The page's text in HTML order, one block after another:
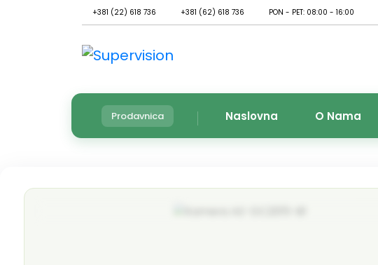
+381 (22) 618 736 +381 (62) 618 736 PON - PET: 08:00 - 16:00
Prodavnica Naslovna O Nama